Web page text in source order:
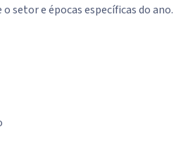
setor e épocas específicas do ano.